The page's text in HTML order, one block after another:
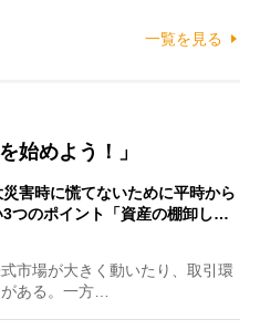
一覧を見る
始めよう！」
災害時に慌てないために平時から
3つのポイント「資産の棚卸し…
市場が大きく動いたり、取引環
ある。一方…